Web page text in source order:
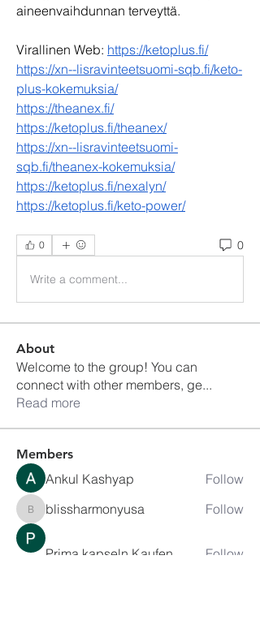
aineenvaihdunnan terveyttä.
Virallinen Web: https://ketoplus.fi/
https://xn--lisravinteetsuomi-sqb.fi/keto-
plus-kokemuksia/
https://theanex.fi/
https://ketoplus.fi/theanex/
https://xn--lisravinteetsuomi-
sqb.fi/theanex-kokemuksia/
https://ketoplus.fi/nexalyn/
https://ketoplus.fi/keto-power/
0 0
Write a comment...
About
Welcome to the group! You can
connect with other members, ge...
Read more
Members
Ankul Kashyap Follow
blissharmonyusa
blissharmonyusa Follow
Prima kapseln Kaufen Follow